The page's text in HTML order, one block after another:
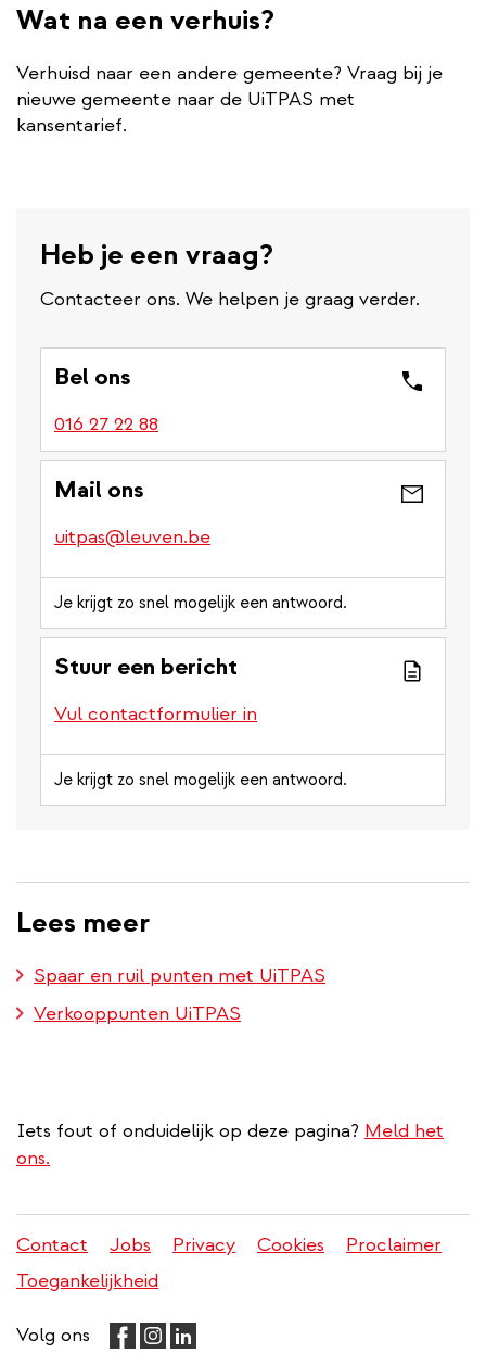
Wat na een verhuis?
Verhuisd naar een andere gemeente? Vraag bij je
nieuwe gemeente naar de UiTPAS met
kansentarief.
Heb je een vraag?
Contacteer ons. We helpen je graag verder.
Bel ons
016 27 22 88
Mail ons
uitpas@leuven.be
Je krijgt zo snel mogelijk een antwoord.
Stuur een bericht
Vul contactformulier in
Je krijgt zo snel mogelijk een antwoord.
Lees meer
Spaar en ruil punten met UiTPAS
Verkooppunten UiTPAS
Iets fout of onduidelijk op deze pagina? Meld het
ons.
Juridisch
menu
Contact Jobs Privacy Cookies
Proclaimer
Toegankelijkheid
Volg ons